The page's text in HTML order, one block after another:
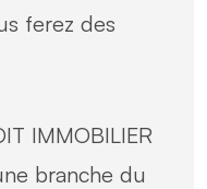
ferez des
IMMOBILIER
branche du